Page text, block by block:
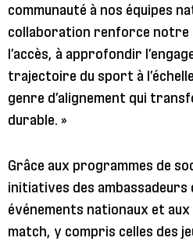
communauté à nos équipes
collaboration renforce notre
l’accès, à approfondir
trajectoire du sport à
genre d’alignement qui
durable. »
Grâce aux programmes de
initiatives des ambassadeurs
événements nationaux et
match, y compris celles des